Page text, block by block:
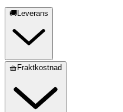
🚚Leverans
🧺Fraktkostnad